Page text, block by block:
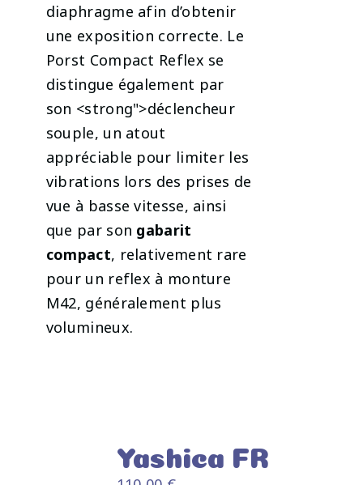
diaphragme afin d’obtenir
une exposition correcte. Le
Porst Compact Reflex se
distingue également par
son <strong">déclencheur
souple, un atout
appréciable pour limiter les
vibrations lors des prises de
vue à basse vitesse, ainsi
que par son gabarit
compact, relativement rare
pour un reflex à monture
M42, généralement plus
volumineux.
Yashica FR